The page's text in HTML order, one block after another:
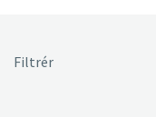
Filtrér